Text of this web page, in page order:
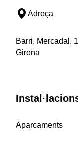
Adreça
Barri, Mercadal,
Girona
Aparcaments